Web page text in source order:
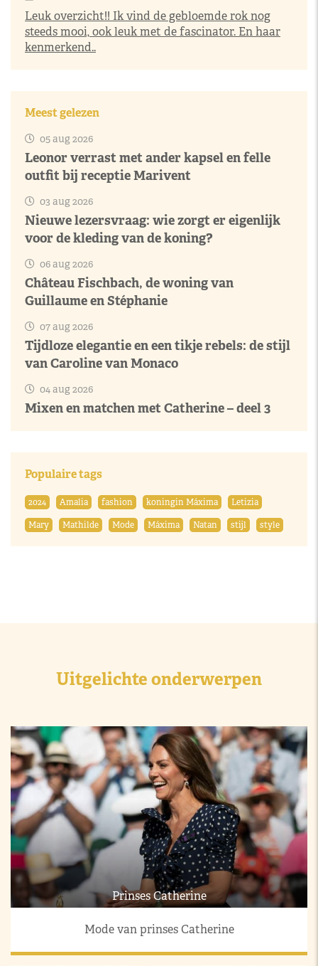
Leuk overzicht!! Ik vind de gebloemde rok nog
steeds mooi, ook leuk met de fascinator. En haar
kenmerkend..
Meest gelezen
05 aug 2026
Leonor verrast met ander kapsel en felle
outfit bij receptie Marivent
03 aug 2026
Nieuwe lezersvraag: wie zorgt er eigenlijk
voor de kleding van de koning?
06 aug 2026
Château Fischbach, de woning van
Guillaume en Stéphanie
07 aug 2026
Tijdloze elegantie en een tikje rebels: de stijl
van Caroline van Monaco
04 aug 2026
Mixen en matchen met Catherine – deel 3
Populaire tags
2024 Amalia fashion koningin Máxima
Letizia
Mary
Mathilde Mode Máxima Natan stijl style
Uitgelichte onderwerpen
Prinses Catherine
Mode van prinses Catherine